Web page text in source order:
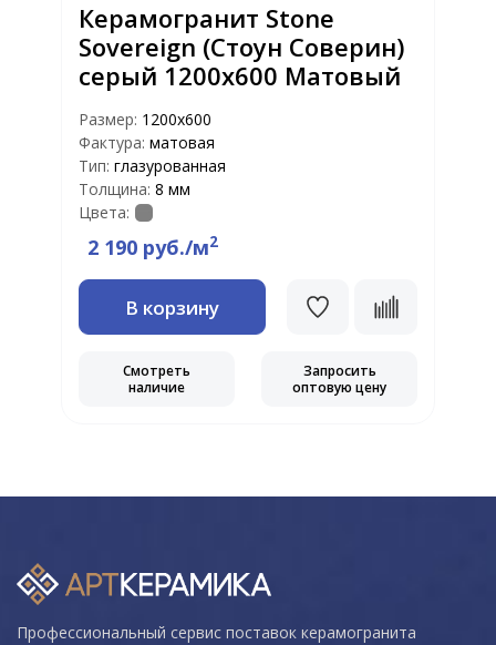
Керамогранит Stone
Sovereign (Стоун Соверин)
серый 1200х600 Матовый
Размер: 1200х600
Фактура: матовая
Тип: глазурованная
Толщина: 8 мм
Цвета:
2 190 руб./м2
В корзину
Смотреть
наличие
Запросить
оптовую цену
Профессиональный сервис поставок керамогранита